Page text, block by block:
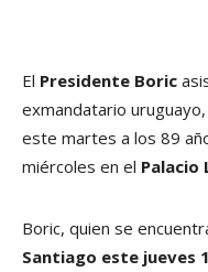
El Presidente Boric
exmandatario uruguayo,
este martes a los 89
miércoles en el
Boric, quien se
Santiago este jueves